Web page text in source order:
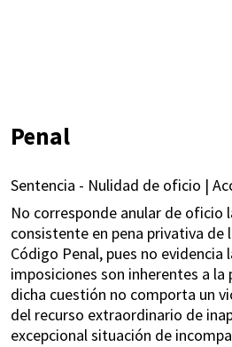
Penal
Sentencia - Nulidad de oficio |
No corresponde anular de oficio
consistente en pena privativa
Código Penal, pues no
imposiciones son inherentes a
dicha cuestión no comporta un
del recurso extraordinario de
excepcional situación de